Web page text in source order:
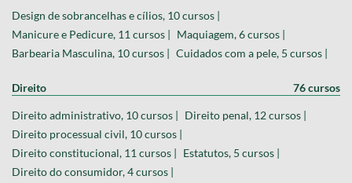
Design de sobrancelhas e cílios, 10 cursos |
Manicure e Pedicure, 11 cursos | Maquiagem, 6 cursos |
Barbearia Masculina, 10 cursos | Cuidados com a pele, 5 cursos |
Direito 76 cursos
Direito administrativo, 10 cursos | Direito penal, 12 cursos |
Direito processual civil, 10 cursos |
Direito constitucional, 11 cursos | Estatutos, 5 cursos |
Direito do consumidor, 4 cursos |